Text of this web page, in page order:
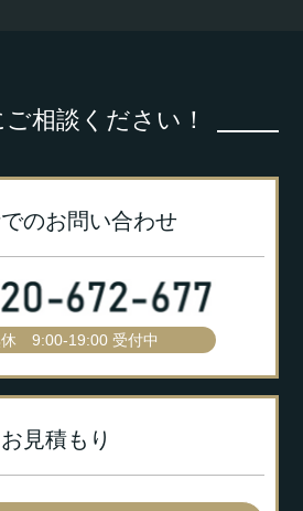
相談ください！
のお問い合わせ
休 9:00-19:00 受付中
お見積もり